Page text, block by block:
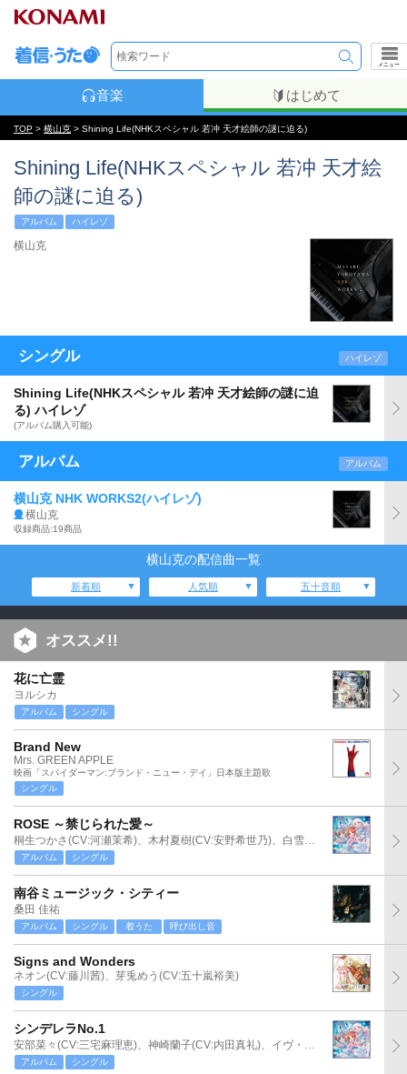
メニュー
音楽 はじめて
TOP > 横山克 > Shining Life(NHKスペシャル 若冲 天才絵師の謎に迫る)
Shining Life(NHKスペシャル 若冲 天才絵
師の謎に迫る)
アルバム ハイレゾ
横山克
シングル ハイレゾ
Shining Life(NHKスペシャル 若冲 天才絵師の謎に迫
る) ハイレゾ
(アルバム購入可能)
アルバム アルバム
横山克 NHK WORKS2(ハイレゾ)
横山克
収録商品:19商品
横山克の配信曲一覧
新着順 人気順 五十音順
オススメ!!
花に亡霊
ヨルシカ
アルバム シングル
Brand New
Mrs. GREEN APPLE
映画「スパイダーマン:ブランド・ニュー・デイ」日本版主題歌
シングル
ROSE ～禁じられた愛～
桐生つかさ(CV:河瀬茉希)、木村夏樹(CV:安野希世乃)、白雪千夜(CV:関口理咲)
アルバム シングル
南谷ミュージック・シティー
桑田 佳祐
アルバム シングル 着うた 呼び出し音
Signs and Wonders
ネオン(CV:藤川茜)、芽兎めう(CV:五十嵐裕美)
シングル
シンデレラNo.1
安部菜々(CV:三宅麻理恵)、神崎蘭子(CV:内田真礼)、イヴ・サンタクロース(CV:松永あかね)
アルバム シングル